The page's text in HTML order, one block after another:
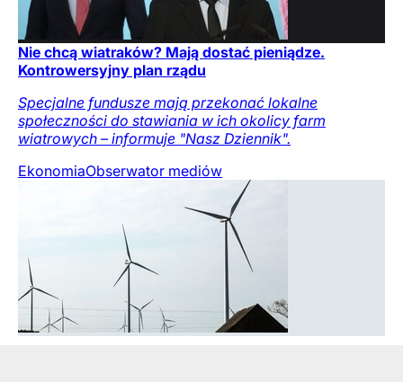
Nie chcą wiatraków? Mają dostać pieniądze.
Kontrowersyjny plan rządu
Specjalne fundusze mają przekonać lokalne
społeczności do stawiania w ich okolicy farm
wiatrowych – informuje "Nasz Dziennik".
EkonomiaObserwator mediów